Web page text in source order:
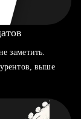
заметить.
выше